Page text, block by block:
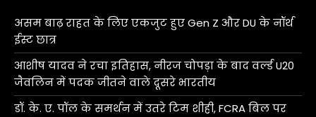
असम बाढ़ राहत के लिए एकजुट हुए Gen Z और DU के नॉर्थ
ईस्ट छात्र
आशीष यादव ने रचा इतिहास, नीरज चोपड़ा के बाद वर्ल्ड U20
जैवलिन में पदक जीतने वाले दूसरे भारतीय
डॉ. के. ए. पॉल के समर्थन में उतरे टिम शीही, FCRA बिल पर